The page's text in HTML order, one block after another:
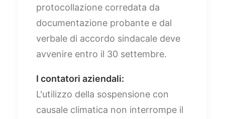
protocollazione corredata da
documentazione probante e dal
verbale di accordo sindacale deve
avvenire entro il 30 settembre.
I contatori aziendali:
L'utilizzo della sospensione con
causale climatica non interrompe il